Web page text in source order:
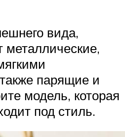
вида,
металлические,
парящие и
модель, которая
под стиль.